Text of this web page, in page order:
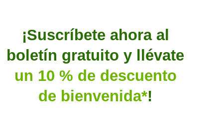
¡Suscríbete ahora al
boletín gratuito y llévate
un 10 % de descuento
de bienvenida*!